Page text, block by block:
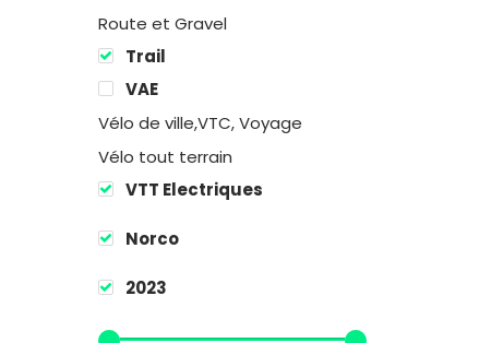
Route et Gravel
Trail
VAE
Vélo de ville,VTC, Voyage
Vélo tout terrain
VTT Electriques
Norco
2023